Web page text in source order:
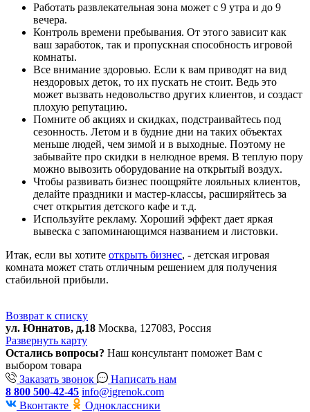
Работать развлекательная зона может с 9 утра и до 9
вечера.
Контроль времени пребывания. От этого зависит как
ваш заработок, так и пропускная способность игровой
комнаты.
Все внимание здоровью. Если к вам приводят на вид
нездоровых деток, то их пускать не стоит. Ведь это
может вызвать недовольство других клиентов, и создаст
плохую репутацию.
Помните об акциях и скидках, подстраивайтесь под
сезонность. Летом и в будние дни на таких объектах
меньше людей, чем зимой и в выходные. Поэтому не
забывайте про скидки в нелюдное время. В теплую пору
можно вывозить оборудование на открытый воздух.
Чтобы развивать бизнес поощряйте лояльных клиентов,
делайте праздники и мастер-классы, расширяйтесь за
счет открытия детского кафе и т.д.
Используйте рекламу. Хороший эффект дает яркая
вывеска с запоминающимся названием и листовки.
Итак, если вы хотите открыть бизнес, - детская игровая
комната может стать отличным решением для получения
стабильной прибыли.
Возврат к списку
ул. Юннатов, д.18 Москва, 127083, Россия
Развернуть карту
Остались вопросы? Наш консультант поможет Вам с
выбором товара
Заказать звонок
Написать нам
8 800 500-42-45 info@igrenok.com
Вконтакте
Одноклассники